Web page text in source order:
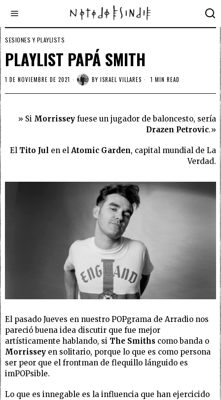
SESIONES Y PLAYLISTS
PLAYLIST PAPÁ SMITH
1 DE NOVIEMBRE DE 2021 BY ISRAEL VILLARES 1 MIN READ
» Si Morrissey fuese un jugador de baloncesto, sería
Drazen Petrovic.»
El Tito Jul en el Atomic Garden, capital mundial de La
Verdad.
El pasado Jueves en nuestro POPgrama de Arradio nos
pareció buena idea discutir que fue mejor
artísticamente hablando, si The Smiths como banda o
Morrissey en solitario, porque lo que es como persona
ser peor que el frontman de flequillo lánguido es
imPOPsible.
Lo que es innegable es la influencia que han ejercicido